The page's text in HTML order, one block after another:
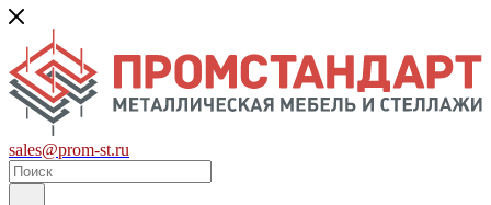
sales@prom-st.ru